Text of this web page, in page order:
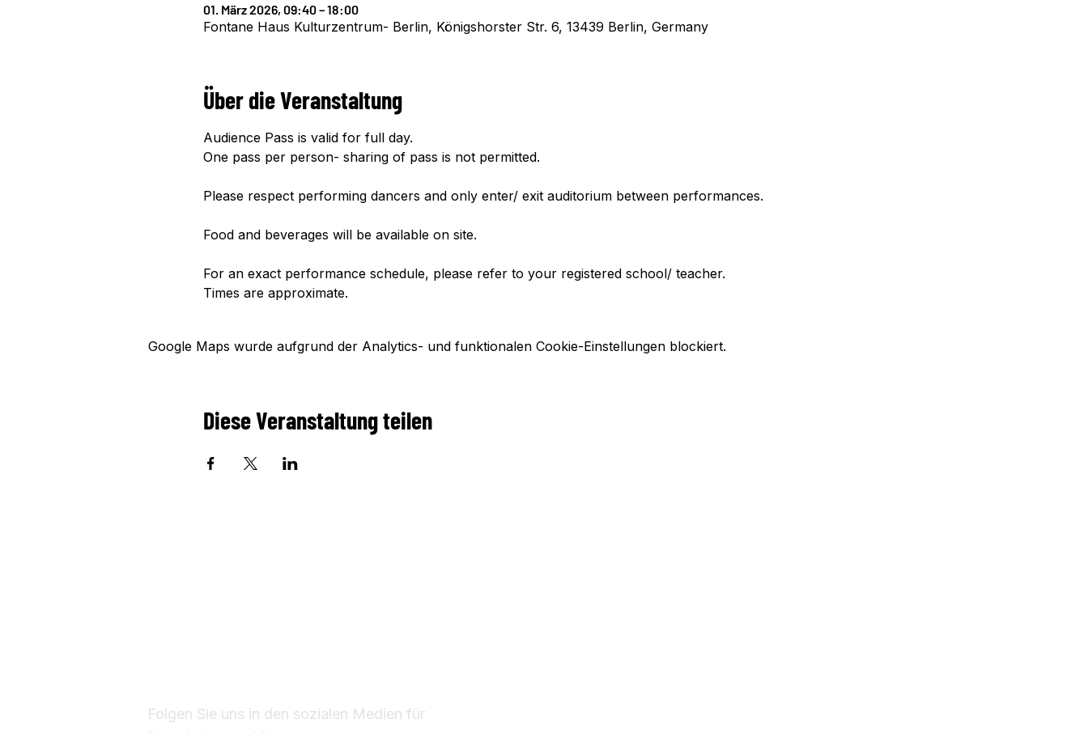
01. März 2026, 09:40 – 18:00
Fontane Haus Kulturzentrum- Berlin, Königshorster Str. 6, 13439 Berlin, Germany
Über die Veranstaltung
Audience Pass is valid for full day.
One pass per person- sharing of pass is not permitted.
Please respect performing dancers and only enter/ exit auditorium between performances.
Food and beverages will be available on site.
For an exact performance schedule, please refer to your registered school/ teacher.
Times are approximate.
Google Maps wurde aufgrund der Analytics- und funktionalen Cookie-Einstellungen blockiert.
Diese Veranstaltung teilen
Folgen Sie uns in den sozialen Medien für